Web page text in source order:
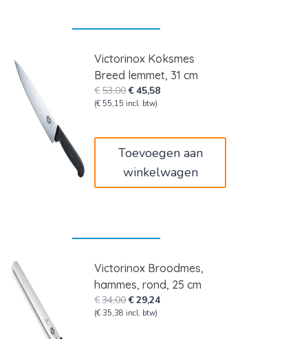
Victorinox Koksmes
Breed lemmet, 31 cm
€53,00Oorspronkelijke
prijs
€45,58Huidige
(€ 55,15 incl. btw)
Toevoegen aan
winkelwagen
Victorinox Broodmes,
hammes, rond, 25 cm
€34,00Oorspronkelijke
prijs
€29,24Huidige
(€ 35,38 incl. btw)